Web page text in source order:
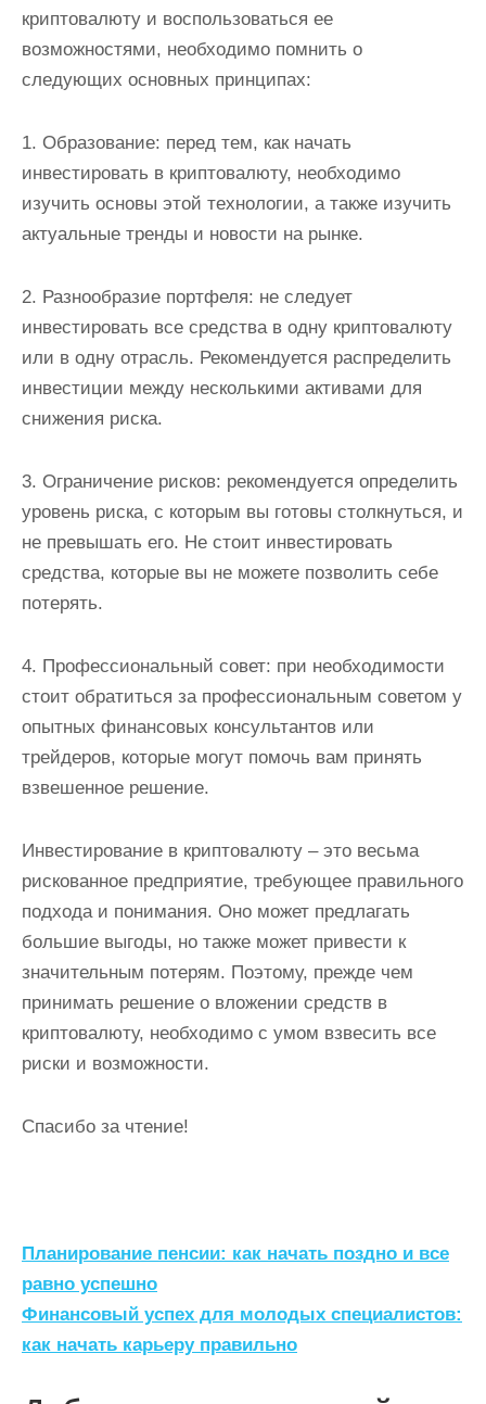
криптовалюту и воспользоваться ее
возможностями, необходимо помнить о
следующих основных принципах:
1. Образование: перед тем, как начать
инвестировать в криптовалюту, необходимо
изучить основы этой технологии, а также изучить
актуальные тренды и новости на рынке.
2. Разнообразие портфеля: не следует
инвестировать все средства в одну криптовалюту
или в одну отрасль. Рекомендуется распределить
инвестиции между несколькими активами для
снижения риска.
3. Ограничение рисков: рекомендуется определить
уровень риска, с которым вы готовы столкнуться, и
не превышать его. Не стоит инвестировать
средства, которые вы не можете позволить себе
потерять.
4. Профессиональный совет: при необходимости
стоит обратиться за профессиональным советом у
опытных финансовых консультантов или
трейдеров, которые могут помочь вам принять
взвешенное решение.
Инвестирование в криптовалюту – это весьма
рискованное предприятие, требующее правильного
подхода и понимания. Оно может предлагать
большие выгоды, но также может привести к
значительным потерям. Поэтому, прежде чем
принимать решение о вложении средств в
криптовалюту, необходимо с умом взвесить все
риски и возможности.
Спасибо за чтение!
Н
а
в
и
Планирование пенсии: как начать поздно и все
равно успешно
Финансовый успех для молодых специалистов:
как начать карьеру правильно